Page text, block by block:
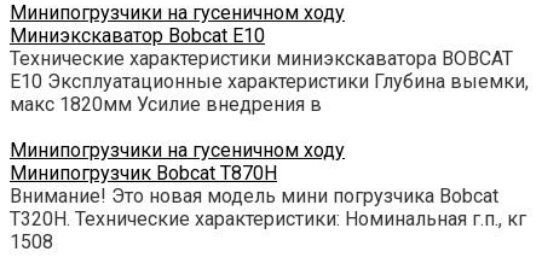
Минипогрузчики на гусеничном ходу
Миниэкскаватор Bobcat E10
Технические характеристики миниэкскаватора BOBCAT
E10 Эксплуатационные характеристики Глубина выемки,
макс 1820мм Усилие внедрения в
Минипогрузчики на гусеничном ходу
Минипогрузчик Bobcat T870H
Внимание! Это новая модель мини погрузчика Bobcat
T320H. Технические характеристики: Номинальная г.п., кг
1508